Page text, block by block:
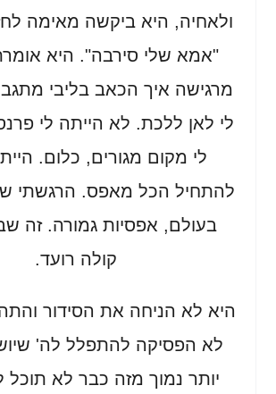
ולאחיה, היא ביקשה מאימה
"אמא שלי סירבה". היא
מרגישה איך הכאב בליבי
לי לאן ללכת. לא הייתה לי
לי מקום מגורים, כלום.
להתחיל הכל מאפס. הרגשתי
בעולם, אפסיות גמורה. זה
קולה רועד.
היא לא הניחה את הסידור
לא הפסיקה להתפלל לה'
יותר נמוך מזה כבר לא תוכל